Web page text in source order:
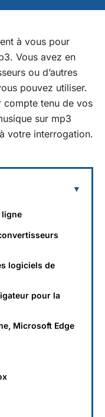
à vous pour
Vous avez en
ou d’autres
pouvez utiliser.
compte tenu de vos
sur mp3
votre interrogation.
ligne
logiciels de
pour la
Microsoft Edge